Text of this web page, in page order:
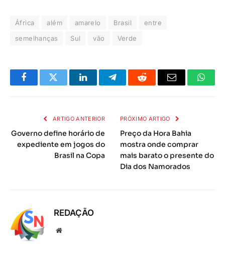
África além amarelo Brasil
entre
semelhanças
Sul vão Verde
FacebookTwitter LinkedInTelegramaReddit
E-
ARTIGO ANTERIOR
Governo define horário de
expediente em jogos do
Brasil na Copa
PRÓXIMO ARTIGO
Preço da Hora Bahia
mostra onde comprar
mais barato o presente do
Dia dos Namorados
REDAÇÃO
Local